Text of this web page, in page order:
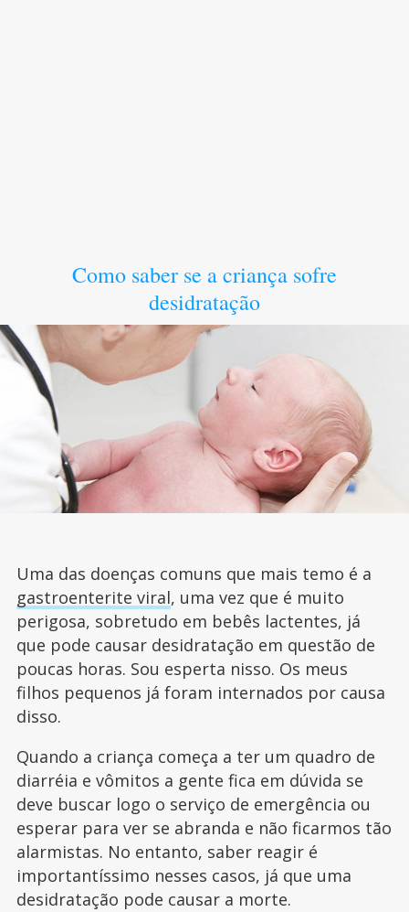
Como saber se a criança sofre
desidratação
Uma das doenças comuns que mais temo é a
gastroenterite viral, uma vez que é muito
perigosa, sobretudo em bebês lactentes, já
que pode causar desidratação em questão de
poucas horas. Sou esperta nisso. Os meus
filhos pequenos já foram internados por causa
disso.
Quando a criança começa a ter um quadro de
diarréia e vômitos a gente fica em dúvida se
deve buscar logo o serviço de emergência ou
esperar para ver se abranda e não ficarmos tão
alarmistas. No entanto, saber reagir é
importantíssimo nesses casos, já que uma
desidratação pode causar a morte.